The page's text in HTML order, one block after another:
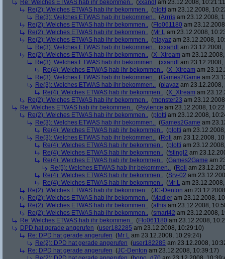
Re: Welches ETWAS hab ihr bekommen.. (xxandl am 23.12.2008,
Re(2): Welches ETWAS hab ihr bekommen.. (plotti am 23.12.2008,
Re(3): Welches ETWAS hab ihr bekommen.. (Arrris am 23.12.2008,
Re(2): Welches ETWAS hab ihr bekommen.. (Flo061180 am
Re(2): Welches ETWAS hab ihr bekommen.. (Mr L am 23.12.2008,
Re(2): Welches ETWAS hab ihr bekommen.. (playaz am 23.12.2008,
Re(3): Welches ETWAS hab ihr bekommen.. (xxandl am 23.12.2008,
Re(2): Welches ETWAS hab ihr bekommen.. (X_Xtream am
Re(3): Welches ETWAS hab ihr bekommen.. (xxandl am 23.12.2008,
Re(4): Welches ETWAS hab ihr bekommen.. (X_Xtream am
Re(3): Welches ETWAS hab ihr bekommen.. (Games2Game am
Re(3): Welches ETWAS hab ihr bekommen.. (playaz am 23.12.2008,
Re(4): Welches ETWAS hab ihr bekommen.. (X_Xtream am
Re(2): Welches ETWAS hab ihr bekommen.. (monster23 am
Re: Welches ETWAS hab ihr bekommen.. (Psylence am 23.12.2008,
Re(2): Welches ETWAS hab ihr bekommen.. (plotti am 23.12.2008,
Re(3): Welches ETWAS hab ihr bekommen.. (Games2Game am
Re(4): Welches ETWAS hab ihr bekommen.. (plotti am
Re(3): Welches ETWAS hab ihr bekommen.. (Roli am 23.12.2008,
Re(4): Welches ETWAS hab ihr bekommen.. (plotti am
Re(4): Welches ETWAS hab ihr bekommen.. (fstingl2 am
Re(4): Welches ETWAS hab ihr bekommen.. (Games2Game am
Re(5): Welches ETWAS hab ihr bekommen.. (Roli am
Re(4): Welches ETWAS hab ihr bekommen.. (Srv-02 am
Re(4): Welches ETWAS hab ihr bekommen.. (Mr L am
Re(2): Welches ETWAS hab ihr bekommen.. (JC-Denton am
Re(2): Welches ETWAS hab ihr bekommen.. (Madler am 23.12.2008,
Re(2): Welches ETWAS hab ihr bekommen.. (athis am 23.12.2008,
Re(2): Welches ETWAS hab ihr bekommen.. (smart42 am 23.12.2008,
Re: Welches ETWAS hab ihr bekommen.. (Flo061180 am 23.12.2008,
DPD hat gerade angerufen (user182285 am 23.12.2008, 10:29:10)
Re: DPD hat gerade angerufen (Mr L am 23.12.2008, 10:29:24)
Re(2): DPD hat gerade angerufen (user182285 am 23.12.2008,
Re: DPD hat gerade angerufen (JC-Denton am 23.12.2008, 10:39:17)